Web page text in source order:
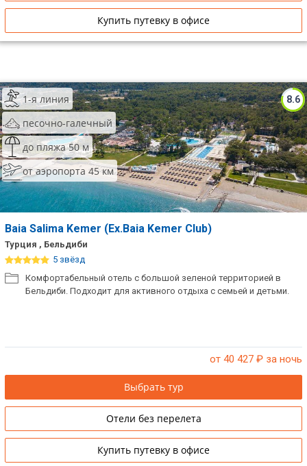
Купить путевку в офисе
8.6
1-я линия
песочно-галечный
до пляжа 50 м
от аэропорта 45 км
Baia Salima Kemer (Ex.Baia Kemer Club)
Турция , Бельдиби
5 звёзд
Комфортабельный отель с большой зеленой территорией в
Бельдиби. Подходит для активного отдыха с семьей и детьми.
от 40 427 ₽ за ночь
Выбрать тур
Отели без перелета
Купить путевку в офисе